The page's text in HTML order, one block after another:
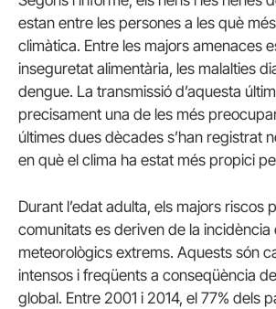
estan entre les persones a les què
climàtica. Entre les majors amenaces
inseguretat alimentària, les malalties
dengue. La transmissió d’aquesta
precisament una de les més
últimes dues dècades s’han registrat
en què el clima ha estat més propici
Durant l’edat adulta, els majors riscos
comunitats es deriven de la incidència
meteorològics extrems. Aquests són
intensos i freqüents a conseqüència
global. Entre 2001 i 2014, el 77% dels